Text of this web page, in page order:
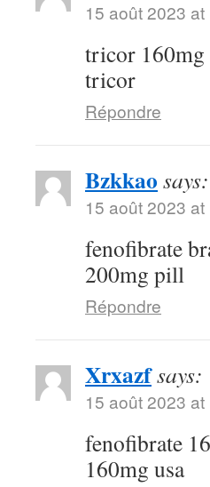
15 août 2023
tricor 160mg
tricor
Répondre
Bzkkao says:
15 août 2023
fenofibrate
200mg pill
Répondre
Xrxazfsays:
15 août 2023
fenofibrate
160mg usa